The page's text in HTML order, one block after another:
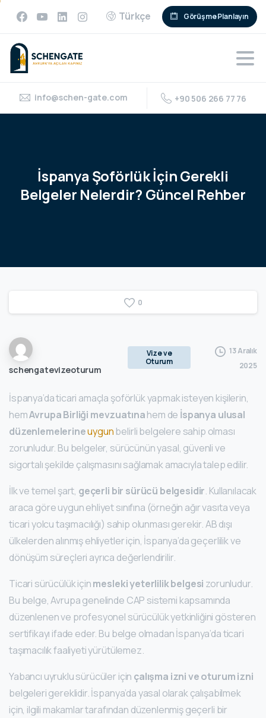
Türkçe Görüşme Planlayın
info@schen-gate.com +90 506 266 77 76
İspanya ŞoförlükİçinGerekli
Belgeler Nelerdir? Güncel Rehber
0
schengatevizeoturum
Vize ve
Oturum
13 Aralık
2025
İspanya’da ticari amaçla şoförlük yapmak isteyen kişilerin,
hemAvrupa Birliği mevzuatınahem de İspanya ulusal
düzenlemelerineuygunbelirli belgelere sahip olması
zorunludur. Bu belgeler, sürücünün yasal, güvenli ve
sigortalı şekilde çalışmasını sağlamak amacıyla talep edilir.
İlk ve temel şart, geçerli bir sürücü belgesidir. Kullanılacak
araca göre uygun ehliyet sınıfına (örneğin ağır vasıta veya
ticari yolcu taşımacılığı) sahip olunması gerekir. AB dışı
ülkelerden alınmış ehliyetler için, İspanya’da geçerlilik ve
dönüşüm süreçleri ayrıca değerlendirilir.
Ticari sürücülük içinmesleki yeterlilik belgesi zorunludur.
Bu belge, Avrupa genelinde CAP sistemi kapsamında
düzenlenen ve profesyonel sürücülük yetkinliğini gösteren
sertifikayı ifade eder. Bu belge olmadan İspanya’da ticari
taşımacılık faaliyeti yürütülemez.
Yabancı uyruklu sürücüler için çalışma izni ve oturum izni
belgeleri gereklidir. İspanya’da yasal olarak çalışabilmek
için, ilgili makamlar tarafından düzenlenmiş geçerli bir